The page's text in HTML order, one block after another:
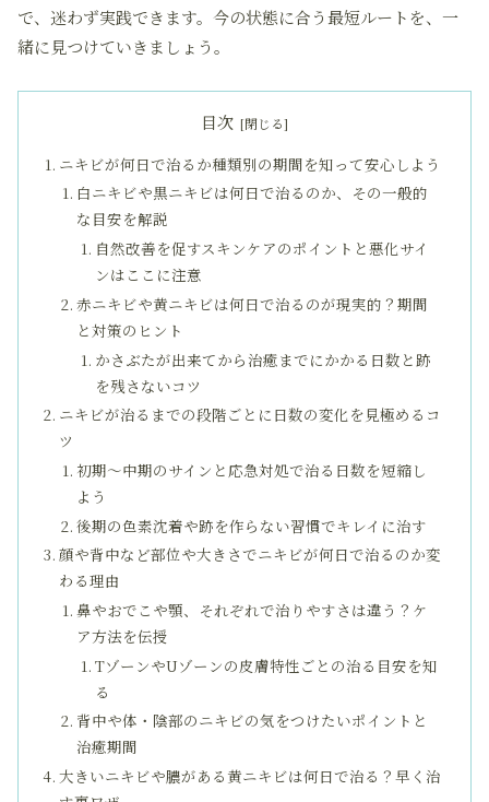
で、迷わず実践できます。今の状態に合う最短ルートを、一
緒に見つけていきましょう。
目次
ニキビが何日で治るか種類別の期間を知って安心しよう
白ニキビや黒ニキビは何日で治るのか、その一般的
な目安を解説
自然改善を促すスキンケアのポイントと悪化サイ
ンはここに注意
赤ニキビや黄ニキビは何日で治るのが現実的？期間
と対策のヒント
かさぶたが出来てから治癒までにかかる日数と跡
を残さないコツ
ニキビが治るまでの段階ごとに日数の変化を見極めるコ
ツ
初期～中期のサインと応急対処で治る日数を短縮し
よう
後期の色素沈着や跡を作らない習慣でキレイに治す
顔や背中など部位や大きさでニキビが何日で治るのか変
わる理由
鼻やおでこや顎、それぞれで治りやすさは違う？ケ
ア方法を伝授
TゾーンやUゾーンの皮膚特性ごとの治る目安を知
る
背中や体・陰部のニキビの気をつけたいポイントと
治癒期間
大きいニキビや膿がある黄ニキビは何日で治る？早く治